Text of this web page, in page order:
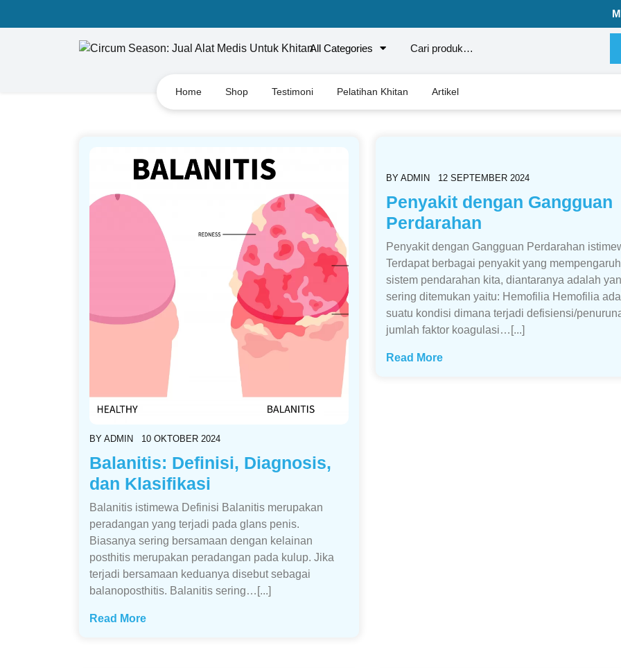
All Categories
Home Shop Testimoni Pelatihan Khitan Artikel
BY ADMIN 10 OKTOBER 2024
Balanitis: Definisi, Diagnosis,
dan Klasifikasi
Balanitis istimewa Definisi Balanitis merupakan
peradangan yang terjadi pada glans penis.
Biasanya sering bersamaan dengan kelainan
posthitis merupakan peradangan pada kulup. Jika
terjadi bersamaan keduanya disebut sebagai
balanoposthitis. Balanitis sering…[...]
Read More
BY ADMIN 12 SEPTEMBER 2024
Penyakit dengan Gangguan
Perdarahan
Penyakit dengan Gangguan Perdarahan
Terdapat berbagai penyakit yang
sistem pendarahan kita, diantaranya adalah
sering ditemukan yaitu: Hemofilia Hemofilia
suatu kondisi dimana terjadi defisiensi/
jumlah faktor koagulasi…[...]
Read More